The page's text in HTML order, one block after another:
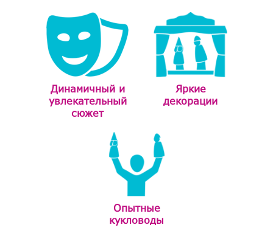
Динамичный и
увлекательный
сюжет
Яркие
декорации
Опытные
кукловоды